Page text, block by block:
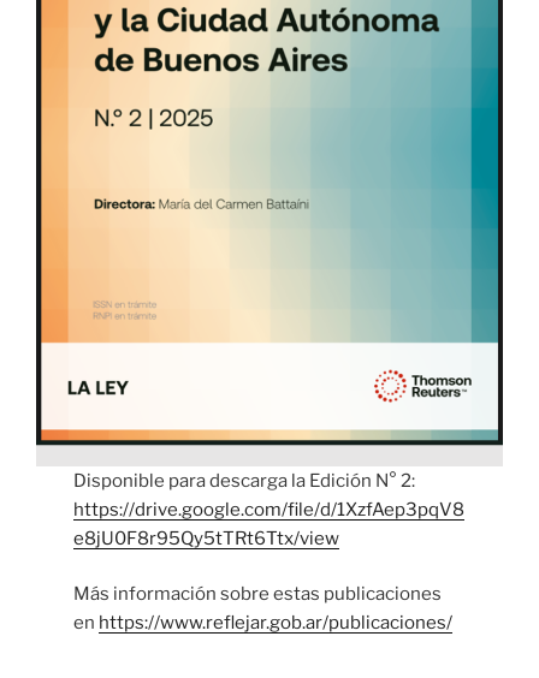
Disponible para descarga la Edición N° 2:
https://drive.google.com/file/d/1XzfAep3pqV8
e8jU0F8r95Qy5tTRt6Ttx/view
Más información sobre estas publicaciones
en https://www.reflejar.gob.ar/publicaciones/